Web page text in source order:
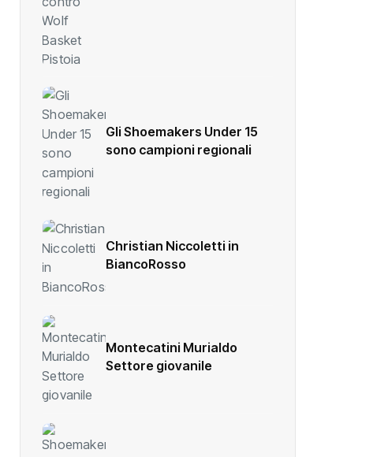
Gli Shoemakers Under 15
sono campioni regionali
Christian Niccoletti in
BiancoRosso
Montecatini Murialdo
Settore giovanile